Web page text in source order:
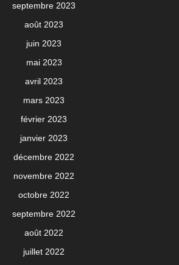
septembre 2023
août 2023
juin 2023
mai 2023
avril 2023
mars 2023
février 2023
janvier 2023
décembre 2022
novembre 2022
octobre 2022
septembre 2022
août 2022
juillet 2022